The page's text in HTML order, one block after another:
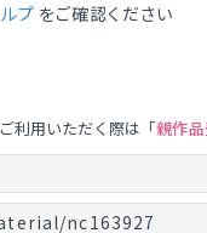
プ をご確認ください
利用いただく際は「親作
nc163927